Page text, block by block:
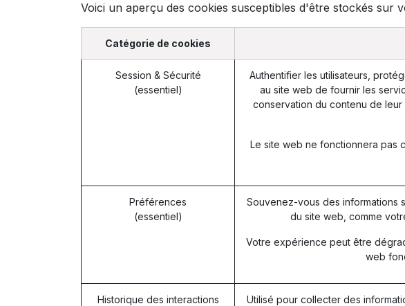
Voici un aperçu des cookies susceptibles d'être stockés sur
Catégorie de cookies
Session & Sécurité
(essentiel)
Authentifier les utilisateurs,
au site web de fournir les
conservation du contenu de
Le site web ne fonctionnera pas
Préférences
(essentiel)
Souvenez-vous des informations
du site web, comme
Votre expérience peut être
web
Historique des interactions
Utilisé pour collecter des